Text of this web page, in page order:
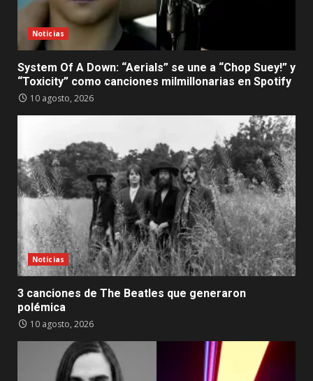
Noticias
System Of A Down: “Aerials” se une a “Chop Suey!” y
“Toxicity” como canciones milmillonarias en Spotify
10 agosto, 2026
Noticias
3 canciones de The Beatles que generaron
polémica
10 agosto, 2026